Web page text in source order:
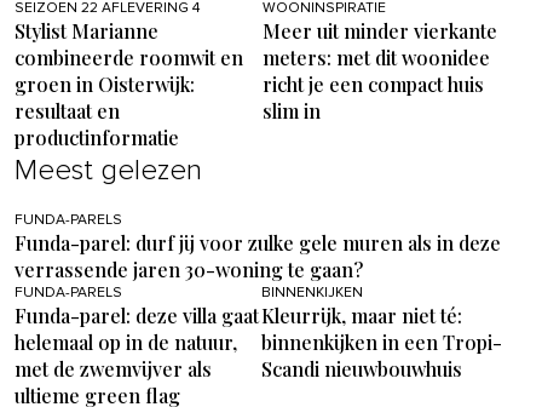
SEIZOEN 22 AFLEVERING 4
Stylist Marianne
combineerde roomwit en
groen in Oisterwijk:
resultaat en
productinformatie
WOONINSPIRATIE
Meer uit minder vierkante
meters: met dit woonidee
richt je een compact huis
slim in
Meest gelezen
FUNDA-PARELS
Funda-parel: durf jij voor zulke gele muren als in deze
verrassende jaren 30-woning te gaan?
FUNDA-PARELS
Funda-parel: deze villa gaat
helemaal op in de natuur,
met de zwemvijver als
ultieme green flag
BINNENKIJKEN
Kleurrijk, maar niet té:
binnenkijken in een Tropi-
Scandi nieuwbouwhuis